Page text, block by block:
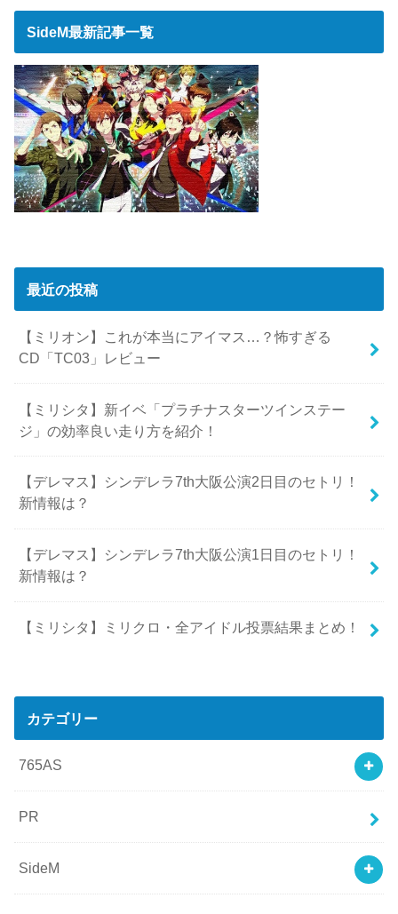
SideM最新記事一覧
最近の投稿
【ミリオン】これが本当にアイマス…？怖すぎる
CD「TC03」レビュー
【ミリシタ】新イベ「プラチナスターツインステー
ジ」の効率良い走り方を紹介！
【デレマス】シンデレラ7th大阪公演2日目のセトリ！
新情報は？
【デレマス】シンデレラ7th大阪公演1日目のセトリ！
新情報は？
【ミリシタ】ミリクロ・全アイドル投票結果まとめ！
カテゴリー
765AS
PR
SideM